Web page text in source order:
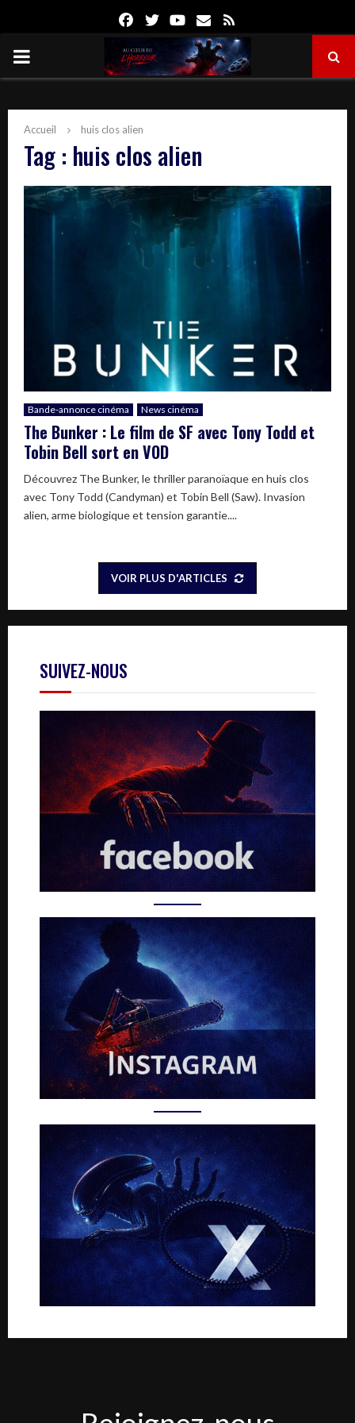
FacebookTwitterYoutube
Email
PRIMARY
Accueil huis clos alien
Tag : huis clos alien
Bande-annonce cinéma News cinéma
The Bunker : Le film de SF avec Tony Todd et
Tobin Bell sort en VOD
Découvrez The Bunker, le thriller paranoïaque en huis clos
avec Tony Todd (Candyman) et Tobin Bell (Saw). Invasion
alien, arme biologique et tension garantie....
VOIR PLUS D'ARTICLES
SUIVEZ-NOUS